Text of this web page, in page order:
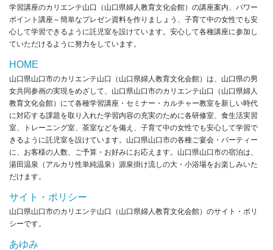
学習講座のカリエンテ山口（山口県婦人教育文化会館）の講座案内、パワー
ポイント講座～簡単なプレゼン資料を作りましょう、子育て中の女性でも安
心して学習できるように託児室を設けています。安心して各種講座に参加し
ていただけるように努力をしています。
HOME
山口県山口市のカリエンテ山口（山口県婦人教育文化会館）は、山口県の男
女共同参画の実現をめざして、山口県山口市のカリエンテ山口（山口県婦人
教育文化会館）にて各種学習講座・セミナー・カルチャー教室を新しい時代
に対応する課題を取り入れた学習内容の充実のために各研修室、食生活実習
室、トレーニング室、茶室などを備え、子育て中の女性でも安心して学習で
きるように託児室を設けています。山口県山口市の各種ご宴会・パーティー
に、お客様の人数、ご予算・お好みにお応えます。山口県山口市の宿泊は、
湯田温泉（アルカリ性単純温泉）源泉掛け流しの大・小浴場をお楽しみいた
だけます。
サイト・ポリシー
山口県山口市のカリエンテ山口（山口県婦人教育文化会館）のサイト・ポリ
シーです。
あゆみ